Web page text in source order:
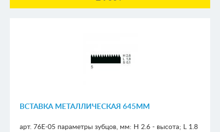
ВСТАВКА МЕТАЛЛИЧЕСКАЯ 645ММ
арт. 76E-05 параметры зубцов, мм: H 2.6 - высота; L 1.8